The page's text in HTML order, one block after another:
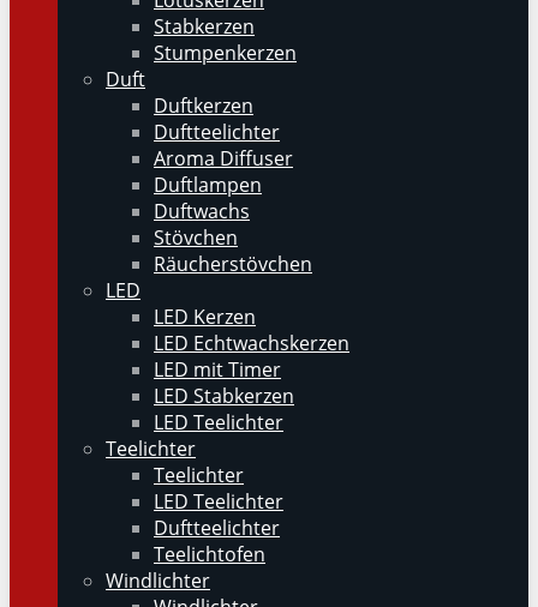
Stabkerzen
Stumpenkerzen
Duft
Duftkerzen
Duftteelichter
Aroma Diffuser
Duftlampen
Duftwachs
Stövchen
Räucherstövchen
LED
LED Kerzen
LED Echtwachskerzen
LED mit Timer
LED Stabkerzen
LED Teelichter
Teelichter
Teelichter
LED Teelichter
Duftteelichter
Teelichtofen
Windlichter